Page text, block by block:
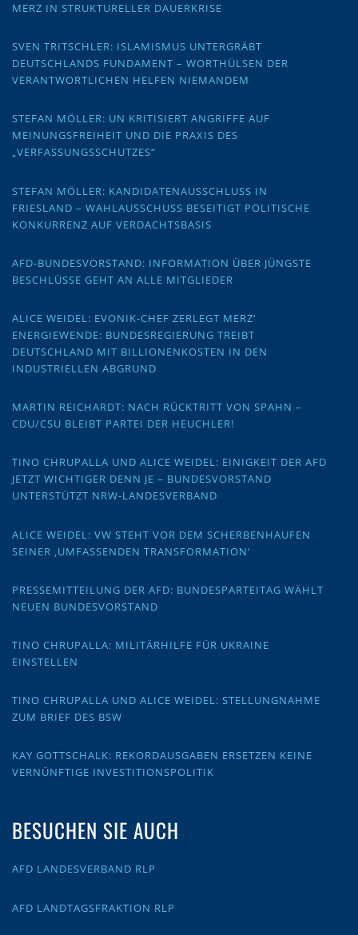
MERZ IN STRUKTURELLER DAUERKRISE
SVEN TRITSCHLER: ISLAMISMUS UNTERGRÄBT
DEUTSCHLANDS FUNDAMENT – WORTHÜLSEN DER
VERANTWORTLICHEN HELFEN NIEMANDEM
STEFAN MÖLLER: UN KRITISIERT ANGRIFFE AUF
MEINUNGSFREIHEIT UND DIE PRAXIS DES
„VERFASSUNGSSCHUTZES“
STEFAN MÖLLER: KANDIDATENAUSSCHLUSS IN
FRIESLAND – WAHLAUSSCHUSS BESEITIGT POLITISCHE
KONKURRENZ AUF VERDACHTSBASIS
AFD-BUNDESVORSTAND: INFORMATION ÜBER JÜNGSTE
BESCHLÜSSE GEHT AN ALLE MITGLIEDER
ALICE WEIDEL: EVONIK-CHEF ZERLEGT MERZ‘
ENERGIEWENDE: BUNDESREGIERUNG TREIBT
DEUTSCHLAND MIT BILLIONENKOSTEN IN DEN
INDUSTRIELLEN ABGRUND
MARTIN REICHARDT: NACH RÜCKTRITT VON SPAHN –
CDU/CSU BLEIBT PARTEI DER HEUCHLER!
TINO CHRUPALLA UND ALICE WEIDEL: EINIGKEIT DER AFD
JETZT WICHTIGER DENN JE – BUNDESVORSTAND
UNTERSTÜTZT NRW-LANDESVERBAND
ALICE WEIDEL: VW STEHT VOR DEM SCHERBENHAUFEN
SEINER ‚UMFASSENDEN TRANSFORMATION‘
PRESSEMITTEILUNG DER AFD: BUNDESPARTEITAG WÄHLT
NEUEN BUNDESVORSTAND
TINO CHRUPALLA: MILITÄRHILFE FÜR UKRAINE
EINSTELLEN
TINO CHRUPALLA UND ALICE WEIDEL: STELLUNGNAHME
ZUM BRIEF DES BSW
KAY GOTTSCHALK: REKORDAUSGABEN ERSETZEN KEINE
VERNÜNFTIGE INVESTITIONSPOLITIK
BESUCHEN SIE AUCH
AFD LANDESVERBAND RLP
AFD LANDTAGSFRAKTION RLP